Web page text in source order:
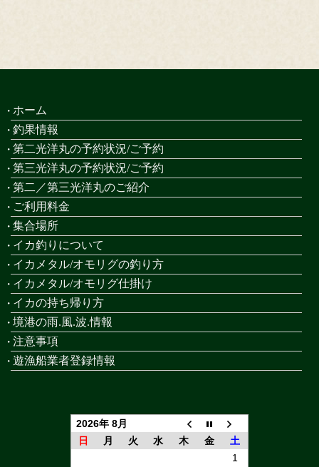
ホーム
釣果情報
第二光洋丸の予約状況/ご予約
第三光洋丸の予約状況/ご予約
第二／第三光洋丸のご紹介
ご利用料金
集合場所
イカ釣りについて
イカメタル/オモリグの釣り方
イカメタル/オモリグ仕掛け
イカの持ち帰り方
境港の雨.風.波.情報
注意事項
遊漁船業者登録情報
2026年 8月
日
月 火 水 木 金
土
1